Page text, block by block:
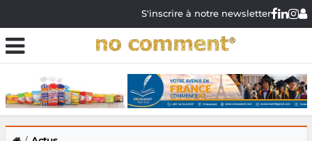
S'inscrire à notre newsletter